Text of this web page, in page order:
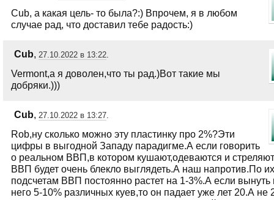
Cub, а какая цель- то была?:) Впрочем, я в любом
случае рад, что доставил тебе радость:)
Cub, 27.10.2022 в 13:22.
Vermont,а я доволен,что ты рад.)Вот такие мы
добряки.)))
Cub, 27.10.2022 в 13:27.
Rob,ну сколько можно эту пластинку про 2%?Эти
цифры в выгодной Западу парадигме.А если говорить
о реальном ВВП,в котором кушают,одеваются и
ВВП будет очень блекло выглядеть.А наш напротив.По их
подсчетам ВВП постоянно растет на 1-3%.А если вынуть
него 5-10% различных куев,то он падает уже лет 20.А не